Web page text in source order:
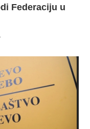
Federaciju u